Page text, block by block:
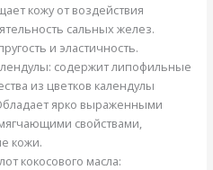
кожу от воздействия
сальных желез.
и эластичность.
содержит липофильные
из цветков календулы
ярко выраженными
свойствами,
кожи.
кокосового масла: